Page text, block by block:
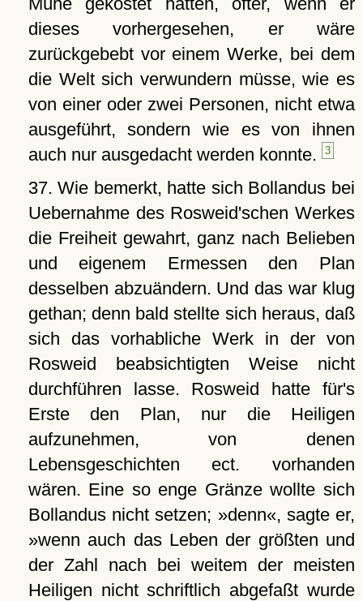
dieses vorhergesehen, er wäre
zurückgebebt vor einem Werke, bei dem
die Welt sich verwundern müsse, wie es
von einer oder zwei Personen, nicht etwa
ausgeführt, sondern wie es von ihnen
auch nur ausgedacht werden konnte.
3
37. Wie bemerkt, hatte sich Bollandus bei
Uebernahme des Rosweid'schen Werkes
die Freiheit gewahrt, ganz nach Belieben
und eigenem Ermessen den Plan
desselben abzuändern. Und das war klug
gethan; denn bald stellte sich heraus, daß
sich das vorhabliche Werk in der von
Rosweid beabsichtigten Weise nicht
durchführen lasse. Rosweid hatte für's
Erste den Plan, nur die Heiligen
aufzunehmen, von denen
Lebensgeschichten ect. vorhanden
wären. Eine so enge Gränze wollte sich
Bollandus nicht setzen; »denn«, sagte er,
»wenn auch das Leben der größten und
der Zahl nach bei weitem der meisten
Heiligen nicht schriftlich abgefaßt wurde